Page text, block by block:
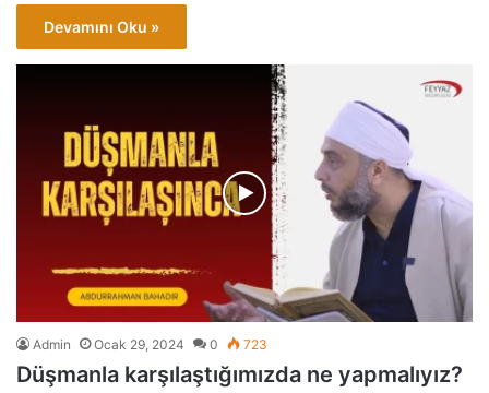
Devamını Oku »
Admin Ocak 29, 2024 0 723
Düşmanla karşılaştığımızda ne yapmalıyız?